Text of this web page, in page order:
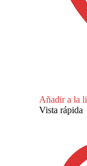
Añadir a la
Vista rápida